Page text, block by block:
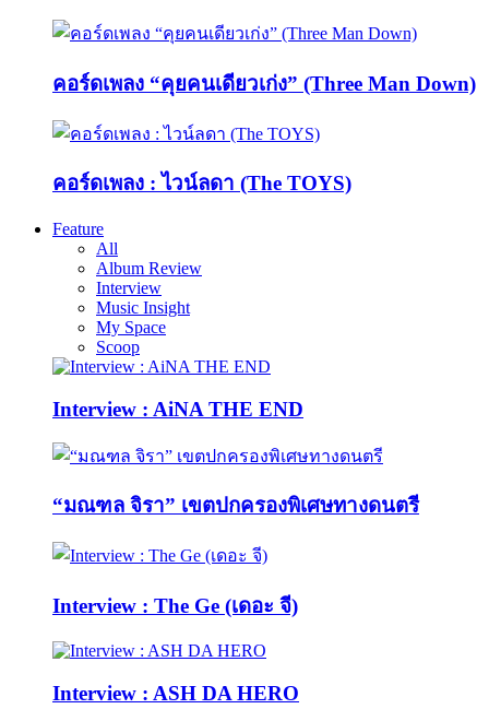
คอร์ดเพลง “คุยคนเดียวเก่ง” (Three Man Down)
คอร์ดเพลง : ไวน์ลดา (The TOYS)
Feature
All
Album Review
Interview
Music Insight
My Space
Scoop
Interview : AiNA THE END
“มณฑล จิรา” เขตปกครองพิเศษทางดนตรี
Interview : The Ge (เดอะ จี)
Interview : ASH DA HERO